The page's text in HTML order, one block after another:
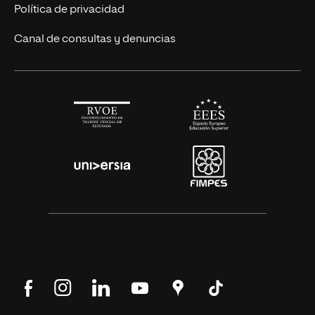
Alianza Newman
Actualidad
Solicita información
Política de privacidad
Canal de consultas y denuncias
SíguenosSíguenos SíguenosSíguenos
Encuéntranos